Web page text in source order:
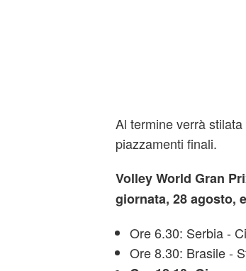
Al termine verrà
piazzamenti finali.
Volley World Gran
giornata, 28 agosto,
Ore 6.30: Serbia -
Ore 8.30: Brasile -